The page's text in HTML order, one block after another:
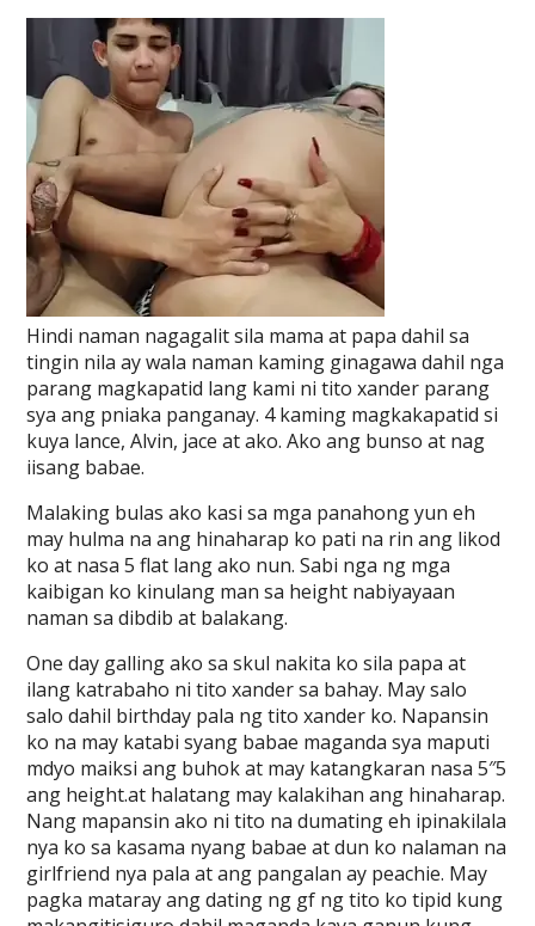
Hindi naman nagagalit sila mama at papa dahil sa
tingin nila ay wala naman kaming ginagawa dahil nga
parang magkapatid lang kami ni tito xander parang
sya ang pniaka panganay. 4 kaming magkakapatid si
kuya lance, Alvin, jace at ako. Ako ang bunso at nag
iisang babae.
Malaking bulas ako kasi sa mga panahong yun eh
may hulma na ang hinaharap ko pati na rin ang likod
ko at nasa 5 flat lang ako nun. Sabi nga ng mga
kaibigan ko kinulang man sa height nabiyayaan
naman sa dibdib at balakang.
One day galling ako sa skul nakita ko sila papa at
ilang katrabaho ni tito xander sa bahay. May salo
salo dahil birthday pala ng tito xander ko. Napansin
ko na may katabi syang babae maganda sya maputi
mdyo maiksi ang buhok at may katangkaran nasa 5″5
ang height.at halatang may kalakihan ang hinaharap.
Nang mapansin ako ni tito na dumating eh ipinakilala
nya ko sa kasama nyang babae at dun ko nalaman na
girlfriend nya pala at ang pangalan ay peachie. May
pagka mataray ang dating ng gf ng tito ko tipid kung